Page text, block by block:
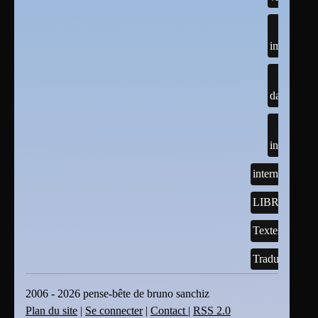
darktable
inkscape
internet
Textes
Traductions
2006 - 2026 pense-bête de bruno sanchiz
Plan du site | Se connecter| Contact | RSS 2.0